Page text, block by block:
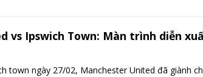
vs Ipswich Town: Màn trình diễn
town ngày 27/02, Manchester United đã giành